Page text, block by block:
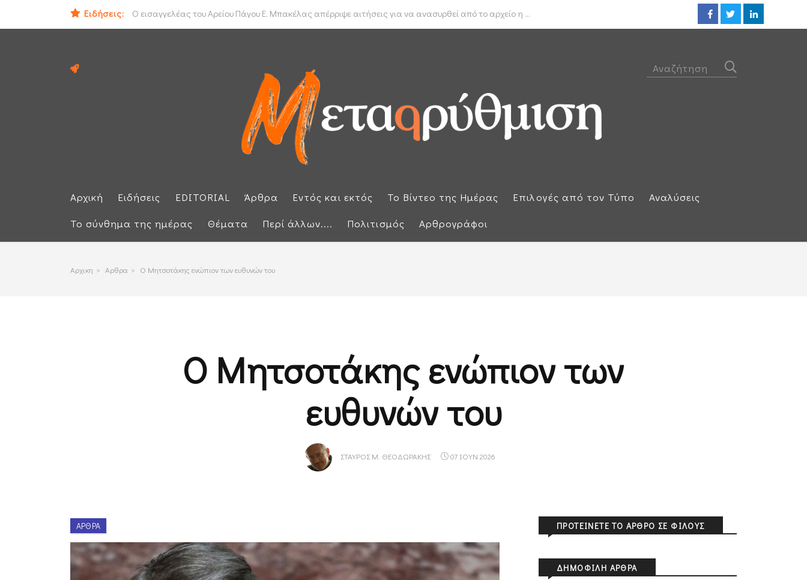
Ειδήσεις:
Ο εισαγγελέας του Αρείου Πάγου Ε. Μπακέλας απέρριψε αιτήσεις για να ανασυρθεί από το αρχείο η ...
ΟΟΣΑ: Στην τελευταία θέση η Ελλάδα για το πραγματικό διαθέσιμο εισόδημα των νοικοκυριών Προθεσμία για να
Αρχική Ειδήσεις EDITORIAL Άρθρα Εντός και εκτός Το Βίντεο της Ημέρας Επιλογές από τον Τύπο
Αναλύσεις
Το σύνθημα της ημέρας
Θέματα Περί άλλων.... Πολιτισμός Αρθρογράφοι
Αρχικη > Αρθρα > Ο Μητσοτάκης ενώπιον των ευθυνών του
Ο Μητσοτάκης ενώπιον των
ευθυνών του
ΣΤΑΎΡΟΣ Μ. ΘΕΟΔΩΡΆΚΗΣ 07 ΙΟΥΝ 2026
ΆΡΘΡΑ ΠΡΟΤΕΊΝΕΤΕ ΤΟ ΆΡΘΡΟ ΣΕ ΦΊΛΟΥΣ
ΔΗΜΟΦΙΛΉ ΆΡΘΡΑ